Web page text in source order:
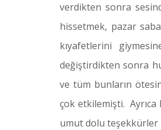
verdikten sonra
hissetmek, pazar
kıyafetlerini
değiştirdikten sonra
ve tüm bunların
çok etkilemişti. Ayrıca
umut dolu